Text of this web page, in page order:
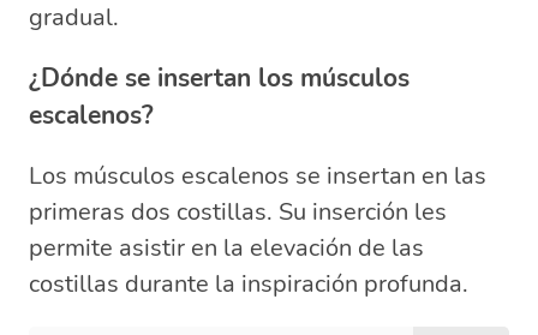
gradual.
¿Dónde se insertan los músculos
escalenos?
Los músculos escalenos se insertan en las
primeras dos costillas. Su inserción les
permite asistir en la elevación de las
costillas durante la inspiración profunda.